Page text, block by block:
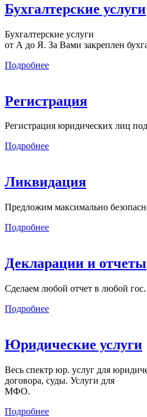
Бухгалтерские услуги
Бухгалтерские услуги
от А до Я. За Вами закреплен
Подробнее
Регистрация
Регистрация юридических лиц
Подробнее
Ликвидация
Предложим максимально
Подробнее
Декларации и отчеты
Сделаем любой отчет в любой
Подробнее
Юридические услуги
Весь спектр юр. услуг для
договора, суды. Услуги для
МФО.
Подробнее